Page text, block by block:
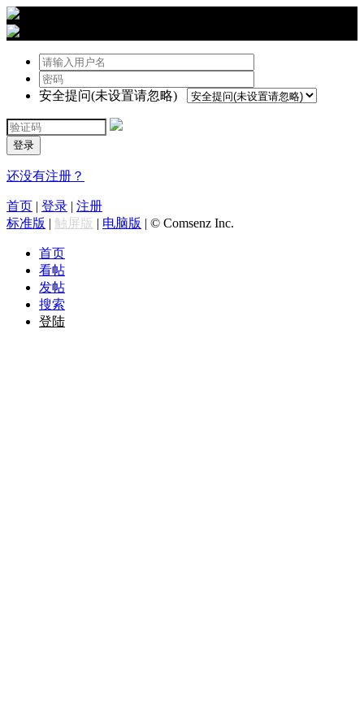
安全提问(未设置请忽略)
登录
还没有注册？
首页 | 登录 | 注册
标准版 | 触屏版 | 电脑版 | © Comsenz Inc.
首页
看帖
发帖
搜索
登陆